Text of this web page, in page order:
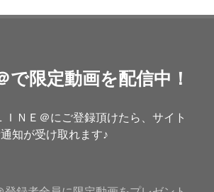
で限定動画を配信中！
ＩＮＥ＠にご登録頂けたら、サイト
知が受け取れます♪